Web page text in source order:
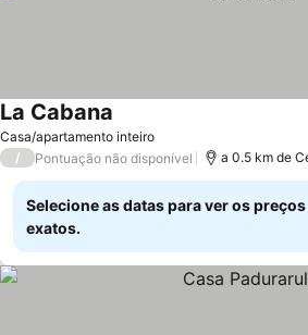
Casa/apartamento inteiro
La Cabana
/ Pontuação não disponível a 0.5 km de
Selecione as datas para ver os preços
exatos.